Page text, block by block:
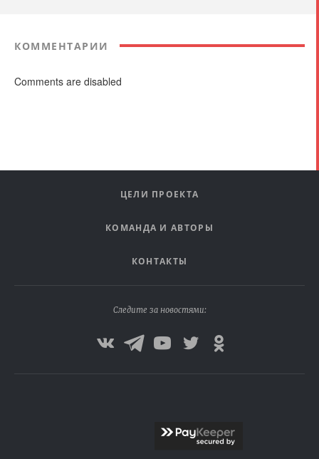
КОММЕНТАРИИ
Comments are disabled
ЦЕЛИ ПРОЕКТА
КОМАНДА И АВТОРЫ
КОНТАКТЫ
Следите за новостями: